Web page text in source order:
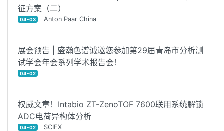
征方案（二）
04-03 Anton Paar China
展会预告 | 盛瀚色谱诚邀您参加第29届青岛市分析测
试学会年会系列学术报告会！
04-02
权威文章！Intabio ZT-ZenoTOF 7600联用系统解锁
ADC电荷异构体分析
04-02 SCIEX